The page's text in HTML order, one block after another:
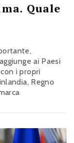
Quale
ai Paesi
i propri
Regno